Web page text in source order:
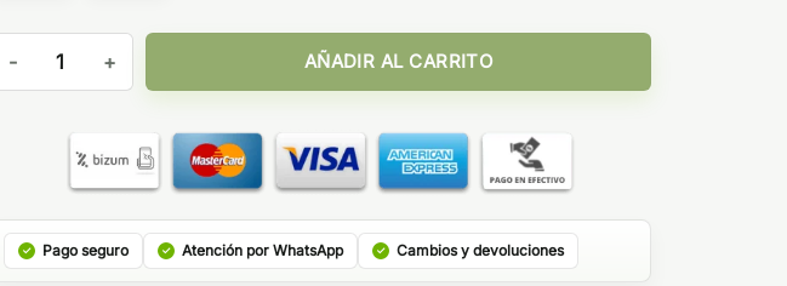
ULTRA SALTS 9+1 (Maceración Rápida) - VAP FIP cantidad
AÑADIR AL CARRITO
Pago seguro Atención por WhatsApp Cambios y devoluciones